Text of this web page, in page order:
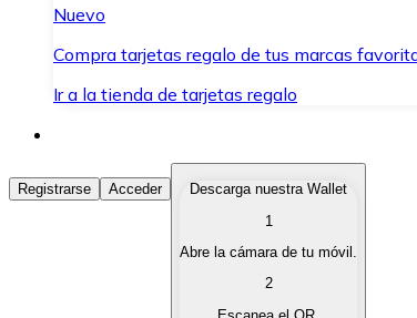
Nuevo
Compra tarjetas regalo de tus marcas
Ir a la tienda de tarjetas regalo
Comprar Criptomonedas
Compra criptomonedas con diferentes
Vende tus criptomonedas de forma rápida y
Registrarse Acceder
Descarga nuestra Wallet
1
Abre la cámara de tu móvil.
2